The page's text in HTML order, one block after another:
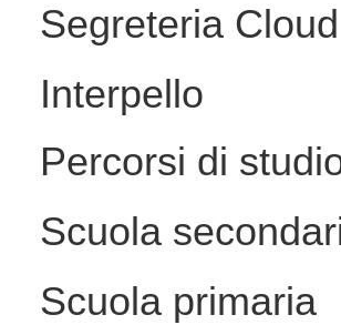
Segreteria Cloud
Interpello
Percorsi di
Scuola
Scuola primaria